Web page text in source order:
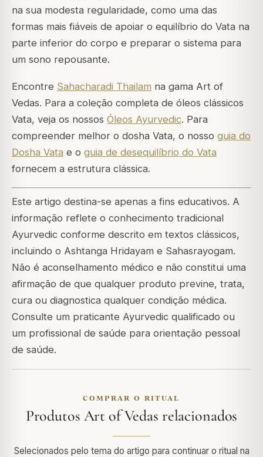
na sua modesta regularidade, como uma das
formas mais fiáveis de apoiar o equilíbrio do Vata na
parte inferior do corpo e preparar o sistema para
um sono repousante.
Encontre Sahacharadi Thailam na gama Art of
Vedas. Para a coleção completa de óleos clássicos
Vata, veja os nossos Óleos Ayurvedic. Para
compreender melhor o dosha Vata, o nosso guia do
Dosha Vata e o guia de desequilíbrio do Vata
fornecem a estrutura clássica.
Este artigo destina-se apenas a fins educativos. A
informação reflete o conhecimento tradicional
Ayurvedic conforme descrito em textos clássicos,
incluindo o Ashtanga Hridayam e Sahasrayogam.
Não é aconselhamento médico e não constitui uma
afirmação de que qualquer produto previne, trata,
cura ou diagnostica qualquer condição médica.
Consulte um praticante Ayurvedic qualificado ou
um profissional de saúde para orientação pessoal
de saúde.
COMPRAR O RITUAL
Produtos Art of Vedas relacionados
Selecionados pelo tema do artigo para continuar o ritual na